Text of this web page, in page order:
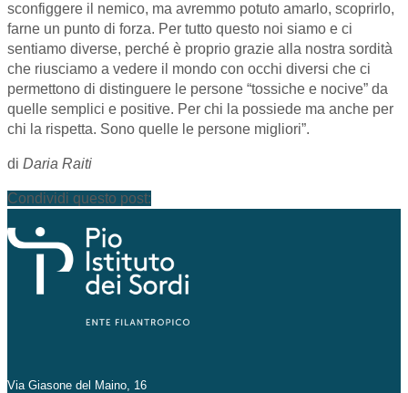
sconfiggere il nemico, ma avremmo potuto amarlo, scoprirlo,
farne un punto di forza. Per tutto questo noi siamo e ci
sentiamo diverse, perché è proprio grazie alla nostra sordità
che riusciamo a vedere il mondo con occhi diversi che ci
permettono di distinguere le persone “tossiche e nocive” da
quelle semplici e positive. Per chi la possiede ma anche per
chi la rispetta. Sono quelle le persone migliori”.
di Daria Raiti
Condividi questo post:
Via Giasone del Maino, 16